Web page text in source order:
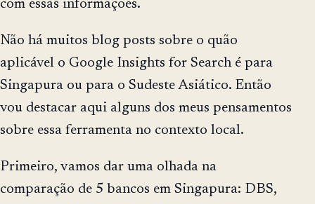
com essas informações.
Não há muitos blog posts sobre o quão
aplicável o Google Insights for Search é para
Singapura ou para o Sudeste Asiático. Então
vou destacar aqui alguns dos meus pensamentos
sobre essa ferramenta no contexto local.
Primeiro, vamos dar uma olhada na
comparação de 5 bancos em Singapura: DBS,